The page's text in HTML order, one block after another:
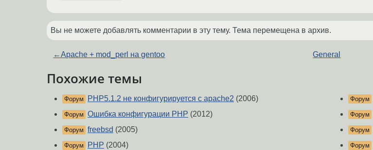
Вы не можете добавлять комментарии в эту тему. Тема перемещена в архив.
←Apache + mod_perl на gentoo General
Похожие темы
Форум PHP5.1.2 не конфигурируется с apache2 (2006)
Форум Ошибка конфигурации PHP (2012)
Форум freebsd (2005)
Форум PHP (2004)
Форум
Форум
Форум
Форум